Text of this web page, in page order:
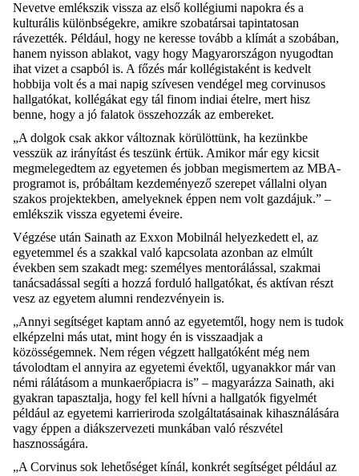
Nevetve emlékszik vissza az első kollégiumi napokra és a
kulturális különbségekre, amikre szobatársai tapintatosan
rávezették. Például, hogy ne keresse tovább a klímát a szobában,
hanem nyisson ablakot, vagy hogy Magyarországon nyugodtan
ihat vizet a csapból is. A főzés már kollégistaként is kedvelt
hobbija volt és a mai napig szívesen vendégel meg corvinusos
hallgatókat, kollégákat egy tál finom indiai ételre, mert hisz
benne, hogy a jó falatok összehozzák az embereket.
„A dolgok csak akkor változnak körülöttünk, ha kezünkbe
vesszük az irányítást és teszünk értük. Amikor már egy kicsit
megmelegedtem az egyetemen és jobban megismertem az MBA-
programot is, próbáltam kezdeményező szerepet vállalni olyan
szakos projektekben, amelyeknek éppen nem volt gazdájuk.” –
emlékszik vissza egyetemi éveire.
Végzése után Sainath az Exxon Mobilnál helyezkedett el, az
egyetemmel és a szakkal való kapcsolata azonban az elmúlt
években sem szakadt meg: személyes mentorálással, szakmai
tanácsadással segíti a hozzá forduló hallgatókat, és aktívan részt
vesz az egyetem alumni rendezvényein is.
„Annyi segítséget kaptam annó az egyetemtől, hogy nem is tudok
elképzelni más utat, mint hogy én is visszaadjak a
közösségemnek. Nem régen végzett hallgatóként még nem
távolodtam el annyira az egyetemi évektől, ugyanakkor már van
némi rálátásom a munkaerőpiacra is” – magyarázza Sainath, aki
gyakran tapasztalja, hogy fel kell hívni a hallgatók figyelmét
például az egyetemi karrieriroda szolgáltatásainak kihasználására
vagy éppen a diákszervezeti munkában való részvétel
hasznosságára.
„A Corvinus sok lehetőséget kínál, konkrét segítséget például az